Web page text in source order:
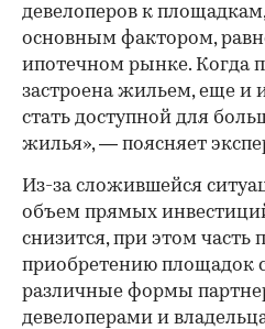
девелоперов к
основным фактором,
ипотечном рынке. Когда
застроена жильем, еще и
стать доступной для
жилья», — поясняет
Из-за сложившейся
объем прямых
снизится, при этом часть
приобретению площадок
различные формы
девелоперами и